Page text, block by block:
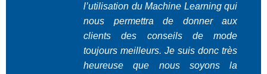
l’utilisation du Machine Learning qui
nous permettra de donner aux
clients des conseils de mode
toujours meilleurs. Je suis donc très
heureuse que nous soyons la